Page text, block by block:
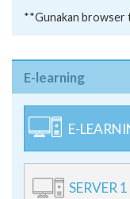
**Gunakan browser
E-learning
E-
SERVER